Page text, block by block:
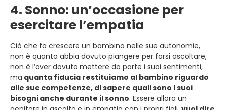
4. Sonno: un’occasione per
esercitare l’empatia
Ciò che fa crescere un bambino nelle sue autonomie,
non è quanto abbia dovuto piangere per farsi ascoltare,
non è l’aver dovuto mettere da parte i suoi sentimenti,
ma quanta fiducia restituiamo al bambino riguardo
alle sue competenze, di sapere quali sono i suoi
bisogni anche durante il sonno. Essere allora un